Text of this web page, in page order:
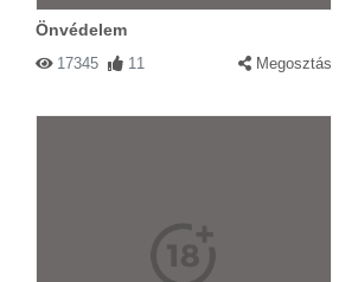
Önvédelem
17345 11 Megosztás